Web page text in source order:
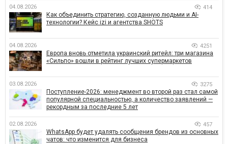
04.08.2026 414
Как объединить стратегию, созданную людьми и AI-
технологии? Кейс izi и агентства SHOTS
04.08.2026 4251
Европа вновь отметила украинский ритейл: три магазина
«Сильпо» вошли в рейтинг лучших супермаркетов
03.08.2026 3275
Поступление-2026: менеджмент во второй раз стал самой
популярной специальностью, а количество заявлений —
рекордным за последние 5 лет
02.08.2026 457
WhatsApp будет удалять сообщения брендов из основных
чатов: что изменится для бизнеса